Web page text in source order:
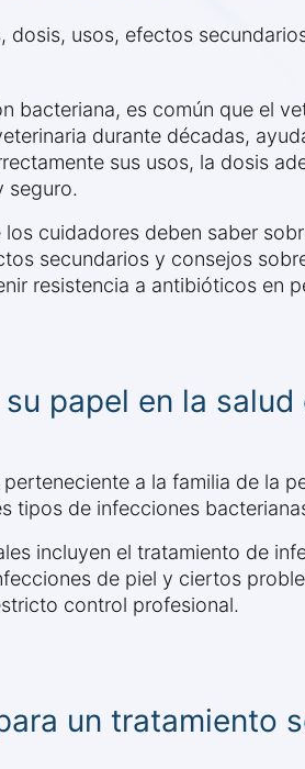
usos, efectos
bacteriana, es común que el
durante décadas,
sus usos, la dosis
seguro.
cuidadores deben saber
secundarios y consejos
resistencia a antibióticos en
papel en la salud
a la familia de la
tipos de infecciones
incluyen el tratamiento de
de piel y ciertos
control profesional.
un tratamiento